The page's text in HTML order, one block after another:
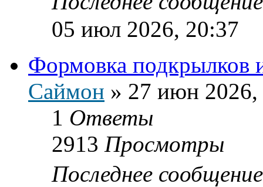
05 июл 2026, 20:37
Формовка
Саймон » 27 июн 2026,
1 Ответы
2913 Просмотры
Последнее